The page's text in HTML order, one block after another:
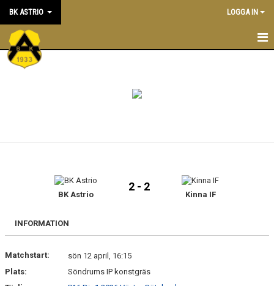
BK ASTRIO LOGGA IN
HEM
BLI MEDLEM
SÖNDRUMS IP
BK Astrio
2 - 2
Kinna IF
INFORMATION
Matchstart:
sön 12 april, 16:15
Plats:
Söndrums IP konstgräs